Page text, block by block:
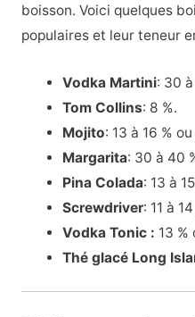
boisson. Voici quelques
populaires et leur teneur
Vodka Martini: 30
Tom Collins: 8 %.
Mojito: 13 à 16 %
Margarita: 30 à 40
Pina Colada: 13 à
Screwdriver: 11 à
Vodka Tonic : 13 %
Thé glacé Long